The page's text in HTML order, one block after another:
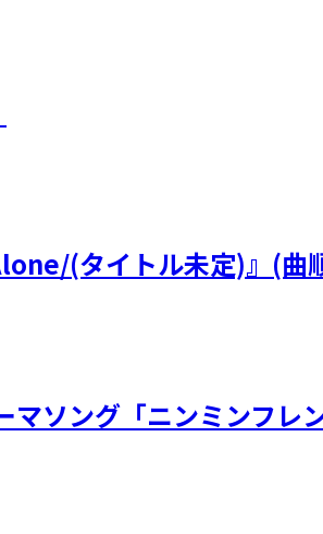
(タイトル未定)』(曲
ソング「ニンミンフレ